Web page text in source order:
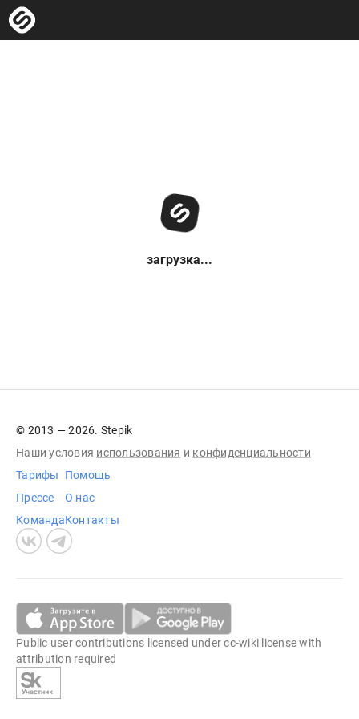
загрузка...
© 2013 — 2026. Stepik
Наши условия использования и конфиденциальности
Тарифы
Прессе
Команда
Помощь
О нас
Контакты
Public user contributions licensed undercc-wiki license with
attribution required